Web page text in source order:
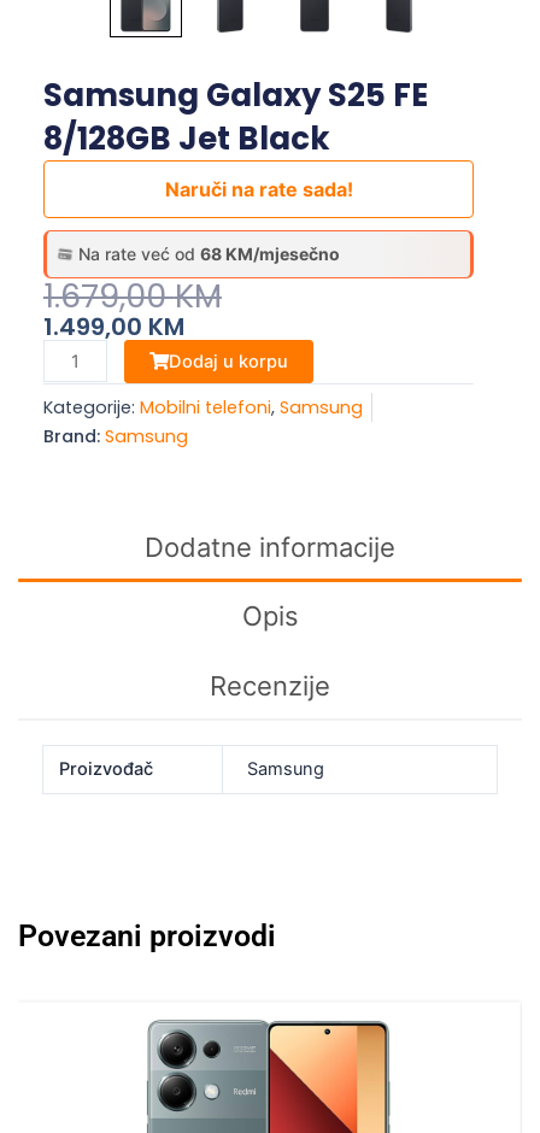
Samsung Galaxy S25 FE
8/128GB Jet Black
Na rate već od 68 KM/mjesečno
Naruči na rate sada!
1.679,00KM
Original
Price
Was:
1.679,00 KM.
1.499,00 KM
Current
Price
Is:
1.499,00 KM.
Samsung
Galaxy
S25
FE
Dodaj u korpu
Kategorije: Mobilni telefoni, Samsung
Brand: Samsung
Dodatne informacije
Opis
Recenzije
Proizvođač Samsung
Povezani proizvodi